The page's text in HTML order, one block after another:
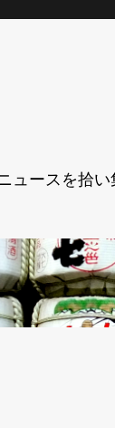
ースを拾